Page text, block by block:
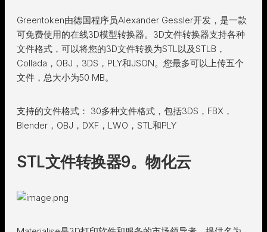
Greentoken由德国程序员Alexander Gessler开发，是一款
可免费使用的在线3D模型转换器。3D文件转换器支持各种
文件格式，可以将您的3D文件转换为STL以及STLB，
Collada，OBJ，3DS，PLY和JSON。您最多可以上传五个
文件，总大小为50 MB。
支持的文件格式： 30多种文件格式，包括3DS，FBX，
Blender，OBJ，DXF，LWO，STL和PLY
STL文件转换器9。物化云